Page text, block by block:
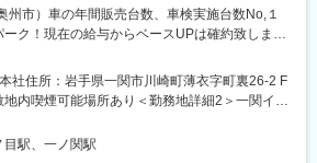
）から店長を経てRSV（スーパーバイザー）
が可能です。RSV経験後はマネジメントや本部
格を目指していただきます。
、スタッフ5～15名で運営。チームワークを
20:30
20:30
20:30
20:30
20:30
20:30
能日時をお知らせください。
州市）車の年間販売台数、車検実施台数No,１
ク！現在の給与からベースUPは確約致しま
い抜群の職場です。定着率も年3％の職場です。
備、検査
ング、タイヤ交換、オイル交換 一般整備や納
社住所：岩手県一関市川崎町薄衣字町裏26-2 F
内喫煙可能場所あり＜勤務地詳細2＞一関イン
県一関市赤荻字堺95番1 受動喫煙対策：屋内全
会社の定める事業所
目駅、一ノ関駅